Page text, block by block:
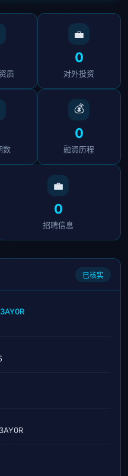
质
💼
0
对外投资
数
💰
0
融资历程
💼
0
招聘信息
已核实